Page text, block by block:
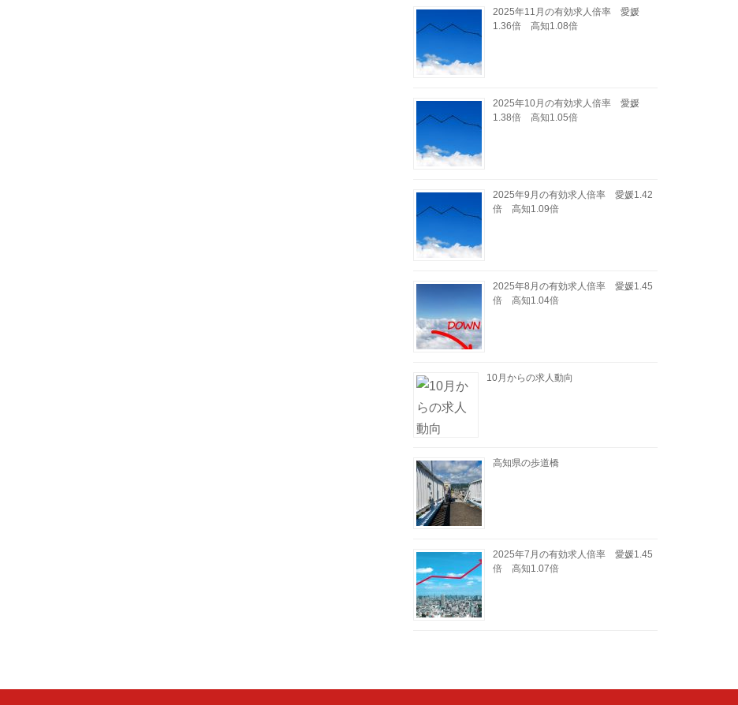
2025年11月の有効求人倍率 愛媛
1.36倍 高知1.08倍
2025年10月の有効求人倍率 愛媛
1.38倍 高知1.05倍
2025年9月の有効求人倍率 愛媛1.42
倍 高知1.09倍
2025年8月の有効求人倍率 愛媛1.45
倍 高知1.04倍
10月からの求人動向
高知県の歩道橋
2025年7月の有効求人倍率 愛媛1.45
倍 高知1.07倍